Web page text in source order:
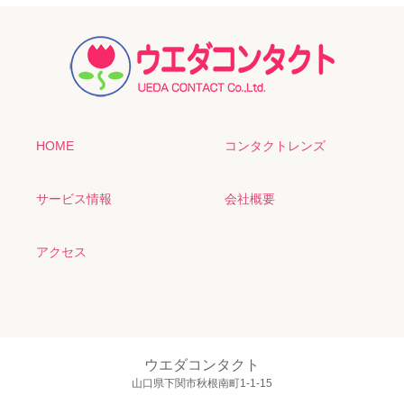
HOME コンタクトレンズ
サービス情報 会社概要
アクセス
ウエダコンタクト
山口県下関市秋根南町1-1-15